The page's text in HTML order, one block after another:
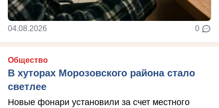
04.08.2026 0
Общество
В хуторах Морозовского района стало
светлее
Новые фонари установили за счет местного